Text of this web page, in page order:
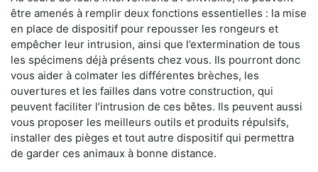
être amenés à remplir deux fonctions essentielles : la mise
en place de dispositif pour repousser les rongeurs et
empêcher leur intrusion, ainsi que l’extermination de tous
les spécimens déjà présents chez vous. Ils pourront donc
vous aider à colmater les différentes brèches, les
ouvertures et les failles dans votre construction, qui
peuvent faciliter l’intrusion de ces bêtes. Ils peuvent aussi
vous proposer les meilleurs outils et produits répulsifs,
installer des pièges et tout autre dispositif qui permettra
de garder ces animaux à bonne distance.